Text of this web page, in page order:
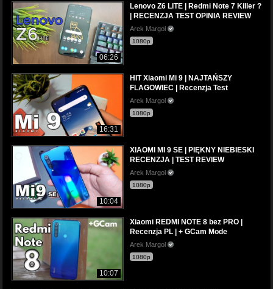
06:26
Lenovo Z6 LITE | Redmi Note 7 Killer ?
| RECENZJA TEST OPINIA REVIEW
Arek Margol
1080p
16:31
HIT Xiaomi Mi 9 | NAJTAŃSZY
FLAGOWIEC | Recenzja Test
Arek Margol
1080p
10:04
XIAOMI MI 9 SE | PIĘKNY NIEBIESKI
RECENZJA | TEST REVIEW
Arek Margol
1080p
10:07
Xiaomi REDMI NOTE 8 bez PRO |
Recenzja PL | + GCam Mode
Arek Margol
1080p